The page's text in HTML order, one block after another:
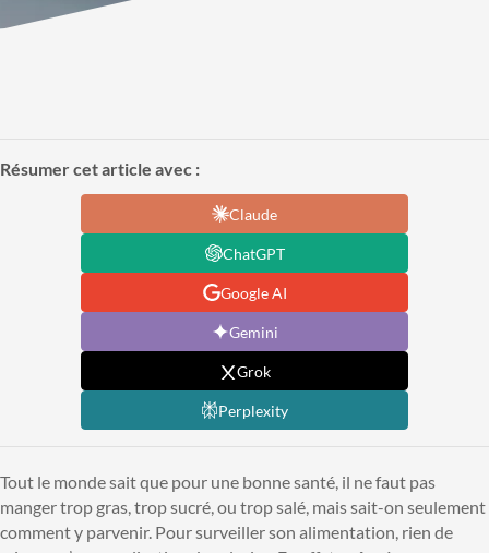
Résumer cet article avec :
Claude
ChatGPT
Google AI
Gemini
Grok
Perplexity
Tout le monde sait que pour une bonne santé, il ne faut pas
manger trop gras, trop sucré, ou trop salé, mais sait-on seulement
comment y parvenir. Pour surveiller son alimentation, rien de